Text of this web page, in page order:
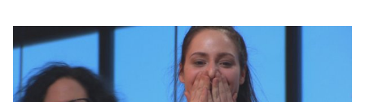
Top Model je v naslednjih letih doživel kar neverjetnih
24 sezon, pozneje so se tekmovalkam pridružili tudi
tekmovalci. Čeprav sta od zadnje sezone minili že več
kot dve leti, se je te dni Tyra znašla pod številnimi
obtožbami javnosti.